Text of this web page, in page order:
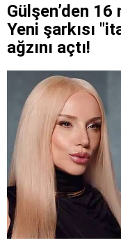
Gülşen’den
Yeni şarkısı
ağzını açtı!